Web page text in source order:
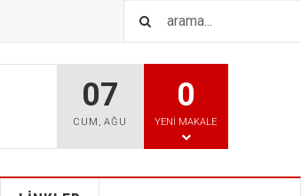
07
CUM ,AĞU
0
YENI MAKALE